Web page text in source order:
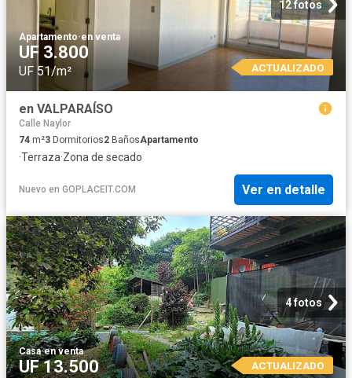
12 fotos
Apartamento·en venta
UF 3.800
UF 51/m² ACTUALIZADO
en VALPARAÍSO
Calle Naylor
74 m²3 Dormitorios2 BañosApartamento
·Terraza·Zona de secado
Nuevo en GOPLACEIT.COM Ver en detalle
4 fotos
Casa·en venta
UF 13.500 ACTUALIZADO